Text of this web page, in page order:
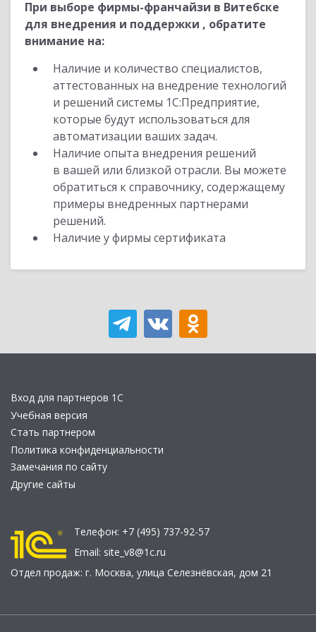
При выборе фирмы-франчайзи в Витебске
для внедрения и поддержки , обратите
внимание на:
Наличие и количество специалистов,
аттестованных на внедрение технологий
и решений системы 1С:Предприятие,
которые будут использоваться для
автоматизации ваших задач.
Наличие опыта внедрения решений
в вашей или близкой отрасли. Вы можете
обратиться к справочнику, содержащему
примеры внедренных партнерами
решений.
Наличие у фирмы сертификата
Вход для партнеров 1С
Учебная версия
Стать партнером
Политика конфиденциальности
Замечания по сайту
Другие сайты
Телефон: +7 (495) 737-92-57
Email: site_v8@1c.ru
Отдел продаж: г. Москва, улица Селезнёвская, дом 21